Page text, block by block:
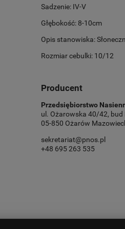
Sadzenie: IV-V
Głębokość: 8-10cm
Opis stanowiska:
Rozmiar cebulki: 10/12
Producent
Przedsiębiorstwo
ul. Ożarowska 40/42, bud
05-850 Ożarów
sekretariat@pnos.pl
+48 695 263 535